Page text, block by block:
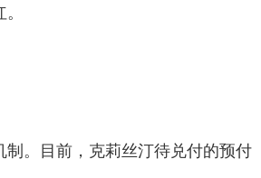
。目前，克莉丝汀待兑付的预付